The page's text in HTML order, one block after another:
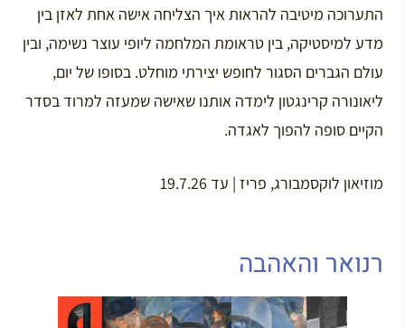
התערוכה מיטיבה להראות איך הצליחה אישה אחת לאזן בין
מדע למיסטיקה, בין טראומת המלחמה ליופי עוצר נשימה, ובין
עולם הגברים הסגור לחופש יצירתי מוחלט. בסופו של יום,
ליאונורה קרינגטון לימדה אותנו שאישה שמעזה למרוד בסדר
הקיים סופה להפוך לאגדה.
מוזיאון לוקסמבורג, פריז | עד 19.7.26
רנואר והאהבה